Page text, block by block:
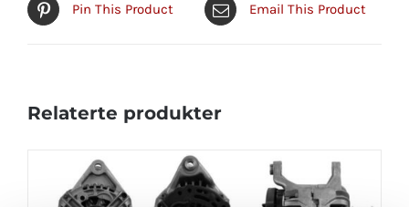
Pin This Product Email This Product
Relaterte produkter